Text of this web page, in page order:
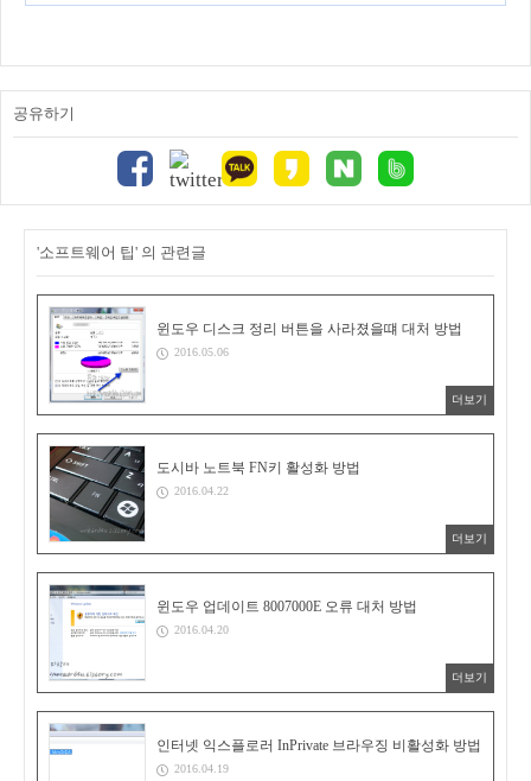
공유하기
'소프트웨어 팁' 의 관련글
윈도우 디스크 정리 버튼을 사라졌을떄 대처 방법
2016.05.06
더보기
도시바 노트북 FN키 활성화 방법
2016.04.22
더보기
윈도우 업데이트 8007000E 오류 대처 방법
2016.04.20
더보기
인터넷 익스플로러 InPrivate 브라우징 비활성화 방법
2016.04.19